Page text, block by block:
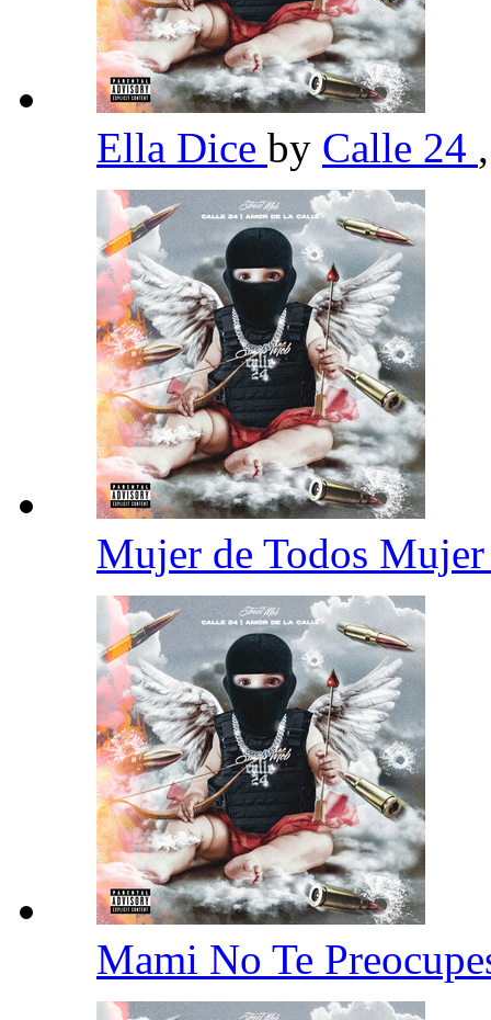
Ella Dice by Calle 24 ,
Mujer de Todos
Mami No Te